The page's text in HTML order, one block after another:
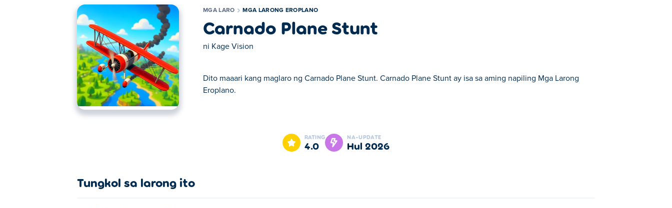
MGA LARO MGA LARONG EROPLANO
Carnado Plane Stunt
ni Kage Vision
Dito maaari kang maglaro ng Carnado Plane Stunt. Carnado Plane Stunt ay isa sa aming napiling Mga Larong
Eroplano.
Dito maaari kang maglaro ng Carnado Plane Stunt. Carnado Plane Stunt ay isa sa aming napiling Mga Larong Eroplano.
RATING
4.0
NA-UPDATE
Hul 2026
Tungkol sa larong ito